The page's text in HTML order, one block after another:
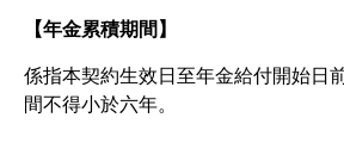
【年金累積期間】
係指本契約生效日至年金給付開始日
間不得小於六年。